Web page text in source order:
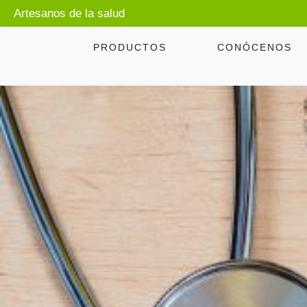
Artesanos de la salud
PRODUCTOS CONÓCENOS